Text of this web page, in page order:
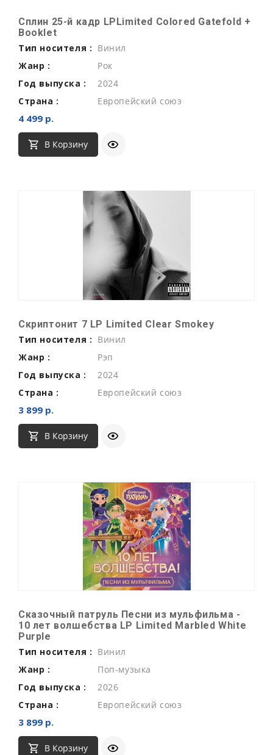
Сплин 25-й кадр LPLimited Colored Gatefold +
Booklet
Тип носителя : Винил
Жанр :
Рок
Год выпуска :
2024
Страна :
Европейский союз
4 499 р.
В Корзину
Скриптонит 7 LP Limited Clear Smokey
Тип носителя : Винил
Жанр :
Рэп
Год выпуска :
2024
Страна :
Европейский союз
3 899 р.
В Корзину
Сказочный патруль Песни из мульфильма -
10 лет волшебства LP Limited Marbled White
Purple
Тип носителя : Винил
Жанр :
Поп-музыка
Год выпуска :
2026
Страна :
Европейский союз
3 899 р.
В Корзину